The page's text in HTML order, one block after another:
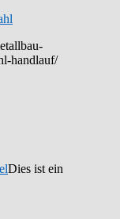
handlauf/
Dies ist ein